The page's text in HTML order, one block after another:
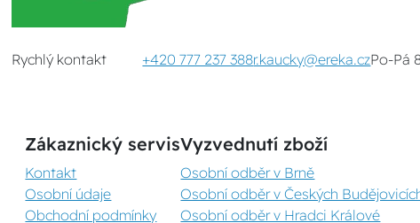
Rychlý kontakt +420 777 237 388r.kaucky@ereka.czPo-Pá
Zákaznický servis
Kontakt
Osobní údaje
Obchodní podmínky
Vyzvednutí zboží
Osobní odběr v Brně
Osobní odběr v Českých
Osobní odběr v Hradci Králové